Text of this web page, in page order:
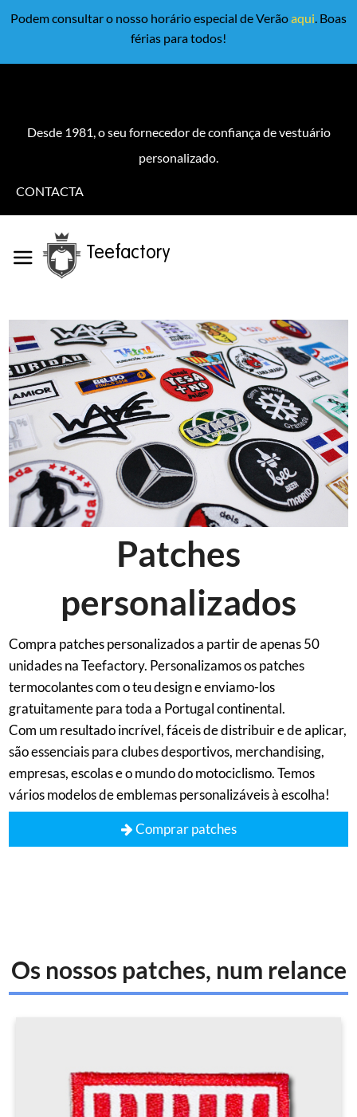
Podem consultar o nosso horário especial de Verãoaqui. Boas
férias para todos!
Desde 1981, o seu fornecedor de confiança de vestuário
personalizado.
CONTACTA
Teefactory
Patches
personalizados
Compra patches personalizados a partir de apenas 50
unidades na Teefactory. Personalizamos os patches
termocolantes com o teu design e enviamo-los
gratuitamente para toda a Portugal continental.
Com um resultado incrível, fáceis de distribuir e de aplicar,
são essenciais para clubes desportivos, merchandising,
empresas, escolas e o mundo do motociclismo. Temos
vários modelos de emblemas personalizáveis à escolha!
Comprar patches
Os nossos patches, num relance